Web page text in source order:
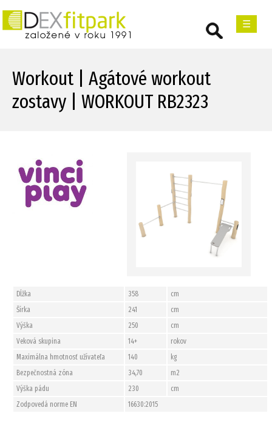
☰
Workout | Agátové workout
zostavy | WORKOUT RB2323
Dĺžka 358
cm
Šírka
241
cm
Výška
250
cm
Veková skupina
14+
rokov
Maximálna hmotnosť užívateľa
140
kg
Bezpečnostná zóna
34,70
m2
Výška pádu
230
cm
Zodpovedá norme EN
16630:2015